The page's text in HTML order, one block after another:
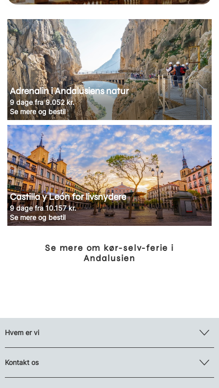
Adrenalin i Andalusiens natur
9 dage fra 9.052 kr.
Se mere og bestil
Castilla y León for livsnydere
9 dage fra 10.157 kr.
Se mere og bestil
Se mere om kør-selv-ferie i
Andalusien
Hvem er vi
Kontakt os